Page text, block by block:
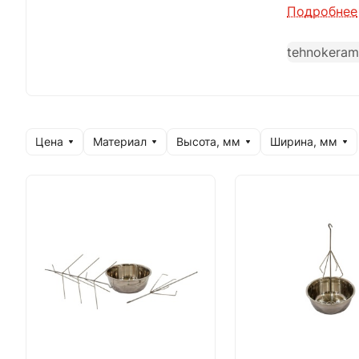
готовой
Подробнее
Цена Материал Высота, мм Ширина, мм